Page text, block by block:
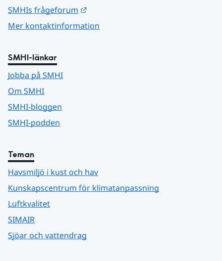
SMHIs frågeforum
Mer kontaktinformation
SMHI-länkar
Jobba på SMHI
Om SMHI
SMHI-bloggen
SMHI-podden
Teman
Havsmiljö i kust och hav
Kunskapscentrum för klimatanpassning
Luftkvalitet
SIMAIR
Sjöar och vattendrag